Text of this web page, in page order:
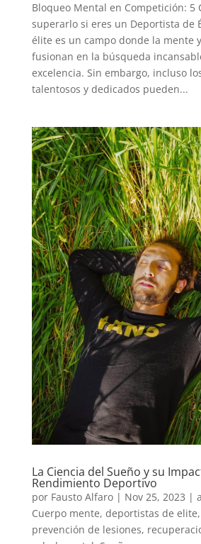
Bloqueo Mental en Competición: 5
superarlo si eres un Deportista de
élite es un campo donde la mente
fusionan en la búsqueda
excelencia. Sin embargo, incluso
talentosos y dedicados pueden...
La Ciencia del Sueño y su
Rendimiento Deportivo
por Fausto Alfaro| Nov 25, 2023 |
Cuerpo mente, deportistas de elite,
prevención de lesiones,